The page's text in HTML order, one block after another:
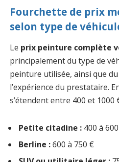
Fourchette de prix
selon type de
Le prix peinture complète
principalement du type de
peinture utilisée, ainsi que
l’expérience du prestataire.
s’étendent entre 400 et 1000
Petite citadine : 400 à
Berline :600 à 750 €